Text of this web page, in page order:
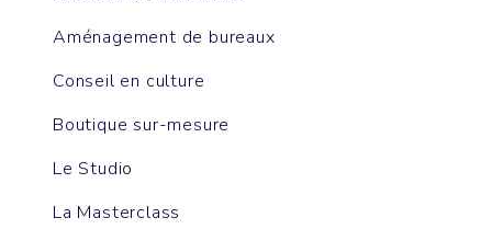
Aménagement de bureaux
Conseil en culture
Boutique sur-mesure
Le Studio
La Masterclass